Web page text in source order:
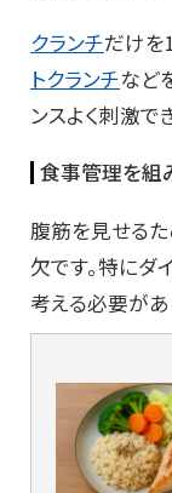
クランチだけを
トクランチなど
ンスよく刺激で
食事管理を組
腹筋を見せる
欠です。特にダ
考える必要があ